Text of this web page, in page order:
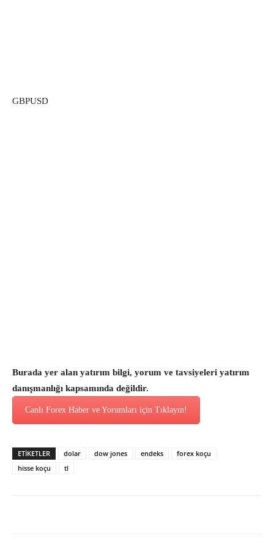
GBPUSD
Burada yer alan yatırım bilgi, yorum ve tavsiyeleri yatırım
danışmanlığı kapsamında değildir.
Canlı Forex Haber ve Yorumları için Tıklayın!
ETİKETLER dolar dow jones endeks
forex koçu
hisse koçu
tl